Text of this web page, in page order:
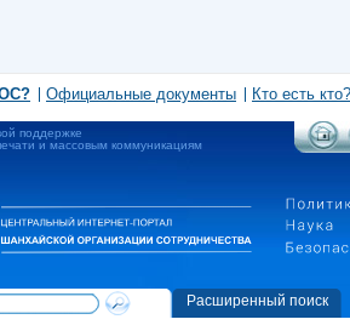
Официальные документы Кто есть кто?
поддержке
и массовым коммуникациям
Расширенный поиск